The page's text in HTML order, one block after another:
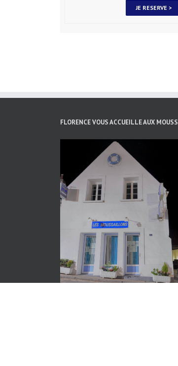
JE RESERVE >
FLORENCE VOUS ACCUEILLE AUX